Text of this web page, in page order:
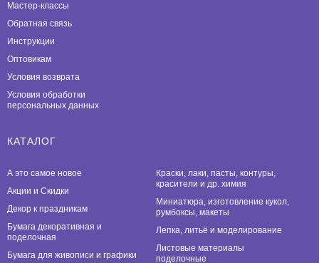
Мастер-классы
Обратная связь
Инструкции
Оптовикам
Условия возврата
Условия обработки
персональных данных
КАТАЛОГ
А это самое новое
Акции и Скидки
Декор к праздникам
Бумага декоративная и
поделочная
Бумага для живописи и графики
Краски, лаки, пасты, контуры,
красители и др. химия
Миниатюра, изготовление кукол,
румбоксы, макеты
Лепка, литьё и моделирование
Листовые материалы
поделочные